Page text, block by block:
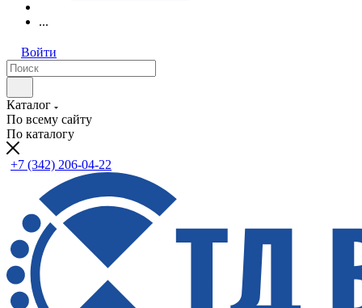
...
Войти
Каталог
По всему сайту
По каталогу
+7 (342) 206-04-22